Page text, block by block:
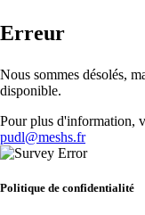
Erreur
Nous sommes désolés,
disponible.
Pour plus d'information,
pudl@meshs.fr
Politique de confidentialité